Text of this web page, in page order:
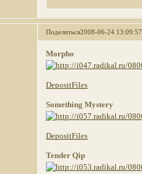
Поделиться2008-06-24 13:09:57
Morpho
DepositFiles
Something Mystery
DepositFiles
Tender Qip